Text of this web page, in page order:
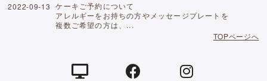
2022-09-13
ケーキご予約について
アレルギーをお持ちの方やメッセージプレートを
複数ご希望の方は、...
TOPページへ